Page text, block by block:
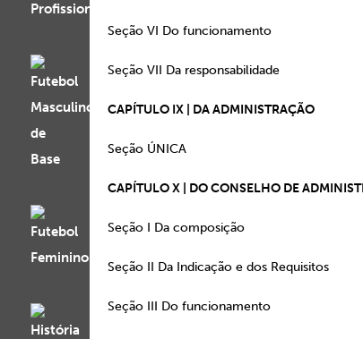
Seção VI Do
Seção VII Da
CAPÍTULO IX | DA ADMINISTRAÇÃO
Seção
CAPÍTULO X | DO CONSELHO DE
Seção I Da
Seção II Da Indicação e
Seção III Do